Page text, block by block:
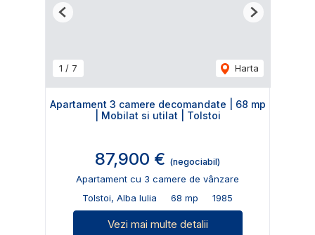
1 / 7 Harta
Previous Next
Apartament 3 camere decomandate | 68 mp
| Mobilat si utilat | Tolstoi
87,900 € (negociabil)
Apartament cu 3 camere de vânzare
Tolstoi, Alba Iulia
68 mp 1985
Vezi mai multe detalii